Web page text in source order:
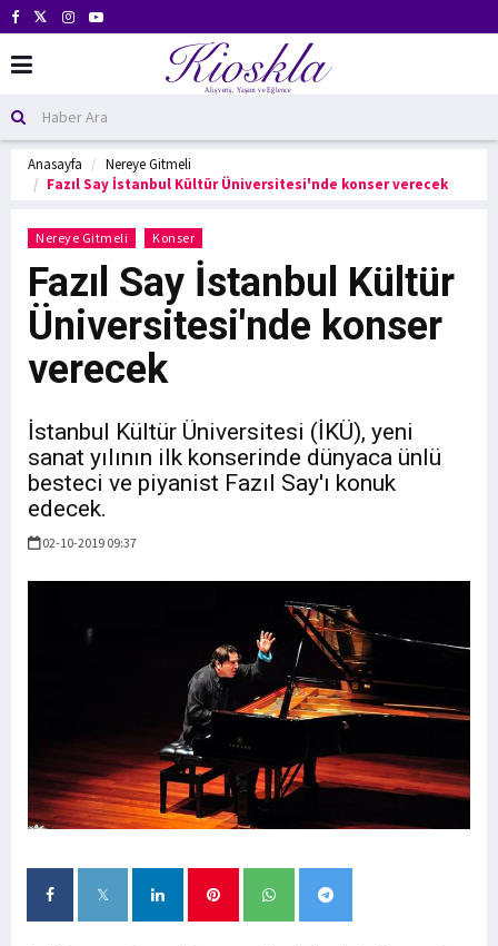
Anasayfa
Nereye Gitmeli
Fazıl Say İstanbul Kültür Üniversitesi'nde konser verecek
Nereye Gitmeli Konser
Fazıl Say İstanbul Kültür
Üniversitesi'nde konser
verecek
İstanbul Kültür Üniversitesi (İKÜ), yeni
sanat yılının ilk konserinde dünyaca ünlü
besteci ve piyanist Fazıl Say'ı konuk
edecek.
02-10-2019 09:37